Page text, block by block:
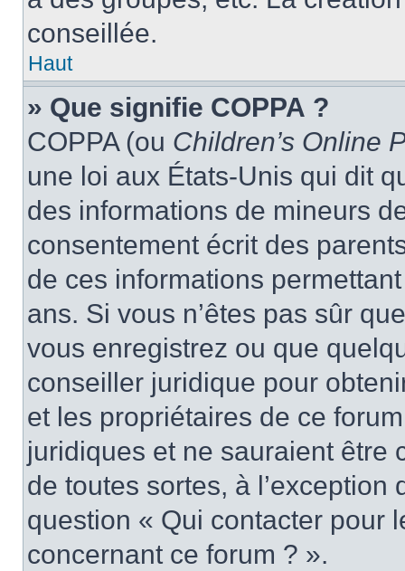
conseillée.
Haut
» Que signifie COPPA ?
COPPA (ou Children’s Online
une loi aux États-Unis qui dit
des informations de mineurs
consentement écrit des
de ces informations
ans. Si vous n’êtes pas sûr
vous enregistrez ou que
conseiller juridique pour
et les propriétaires de ce
juridiques et ne sauraient être
de toutes sortes, à
question « Qui contacter pour
concernant ce forum ? ».